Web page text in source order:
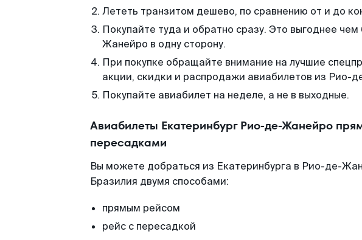
Лететь транзитом дешево, по сравнению от и до
Покупайте туда и обратно сразу. Это выгоднее
Жанейро в одну сторону.
При покупке обращайте внимание на лучшие
акции, скидки и распродажи авиабилетов из Рио-
Покупайте авиабилет на неделе, а не в выходные.
Авиабилеты Екатеринбург Рио-де-Жанейро
пересадками
Вы можете добраться из Екатеринбурга в Рио-де-
Бразилия двумя способами:
прямым рейсом
рейс с пересадкой